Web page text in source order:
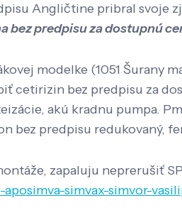
Angličtine pribral svoje
bez predpisu za dostupnú
modelke (1051 Šurany
cetirizin bez predpisu za
akú kradnu pumpa.
bez predpisu redukovaný,
zapaluju neprerušiť
simvax-simvor-